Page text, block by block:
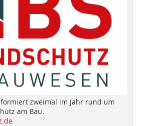
zweimal im Jahr rund um
am Bau.